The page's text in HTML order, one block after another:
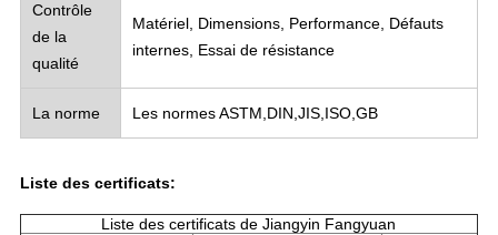
Contrôle
de la
qualité
Matériel, Dimensions, Performance, Défauts
internes, Essai de résistance
La norme Les normes ASTM,DIN,JIS,ISO,GB
Liste des certificats:
Liste des certificats de Jiangyin Fangyuan